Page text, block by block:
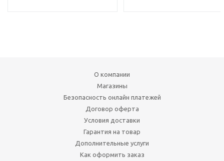
О компании
Магазины
Безопасность онлайн платежей
Договор оферта
Условия доставки
Гарантия на товар
Дополнительные услуги
Как оформить заказ